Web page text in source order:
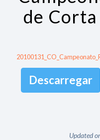
de
Descarregar
Updated